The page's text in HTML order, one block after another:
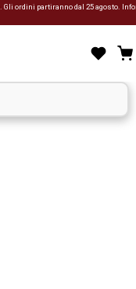
. Gli ordini partiranno dal 25 agosto. Info: